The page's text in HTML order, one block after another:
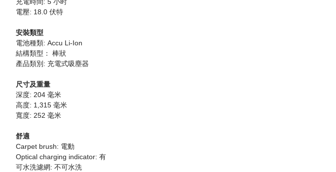
充電時間: 5 小时
電壓: 18.0 伏特
安裝類型
電池種類: Accu Li-Ion
結構類型： 棒狀
產品類別: 充電式吸塵器
尺寸及重量
深度: 204 毫米
高度: 1,315 毫米
寬度: 252 毫米
舒適
Carpet brush: 電動
Optical charging indicator: 有
可水洗濾網: 不可水洗